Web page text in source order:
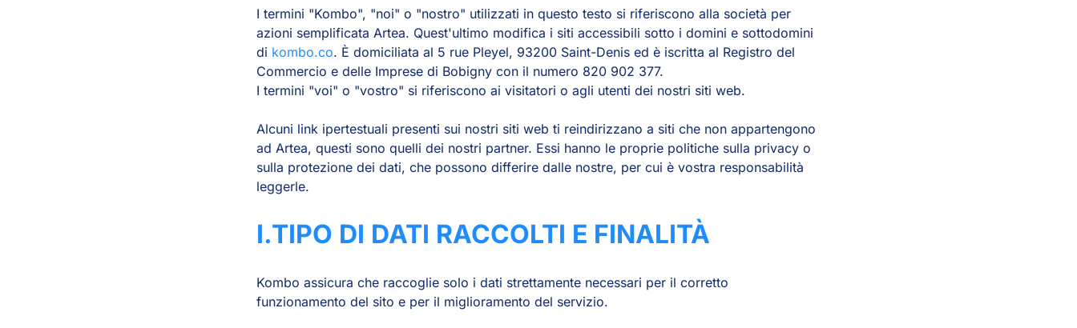
I termini "Kombo", "noi" o "nostro" utilizzati in questo testo si riferiscono alla società per
azioni semplificata Artea. Quest'ultimo modifica i siti accessibili sotto i domini e sottodomini
di kombo.co. È domiciliata al 5 rue Pleyel, 93200 Saint-Denis ed è iscritta al Registro del
Commercio e delle Imprese di Bobigny con il numero 820 902 377.
I termini "voi" o "vostro" si riferiscono ai visitatori o agli utenti dei nostri siti web.
Alcuni link ipertestuali presenti sui nostri siti web ti reindirizzano a siti che non appartengono
ad Artea, questi sono quelli dei nostri partner. Essi hanno le proprie politiche sulla privacy o
sulla protezione dei dati, che possono differire dalle nostre, per cui è vostra responsabilità
leggerle.
I.TIPO DI DATI RACCOLTI E FINALITÀ
Kombo assicura che raccoglie solo i dati strettamente necessari per il corretto
funzionamento del sito e per il miglioramento del servizio.